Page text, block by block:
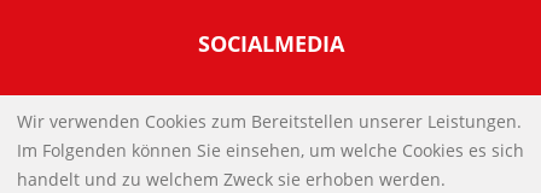
Tipps zur Nutzung der NachDenkSeiten
Banner und E-Mail-Signaturen
Links
Kontakt
Werden Sie Fördermitglied
Spenden Sie Online
SOCIALMEDIA
IMPRESSUM
DATENSCHUTZERKLÄRUNG
Wir verwenden Cookies zum Bereitstellen unserer Leistungen.
Im Folgenden können Sie einsehen, um welche Cookies es sich
handelt und zu welchem Zweck sie erhoben werden.